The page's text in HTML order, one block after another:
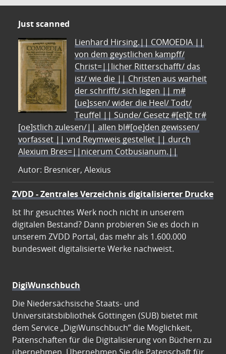
Just scanned
Lienhard Hirsing.|| COMOEDIA ||
von dem geystlichen kampff/
Christ=||licher Ritterschafft/ das
ist/ wie die || Christen aus warheit
der schrifft/ sich legen || m#
[ue]ssen/ wider die Heel/ Todt/
Teuffel || Sünde/ Gesetz #[et]c̃ tr#
[oe]stlich zulesen/|| allen bl#[oe]den gewissen/
vorfasset || vnd Reymweis gestellet || durch
Alexium Bres=||nicerum Cotbusianum.||
Autor: Bresnicer, Alexius
ZVDD - Zentrales Verzeichnis digitalisierter Drucke
Ist Ihr gesuchtes Werk noch nicht in unserem
digitalen Bestand? Dann probieren Sie es doch in
unserem ZVDD Portal, das mehr als 1.600.000
bundesweit digitalisierte Werke nachweist.
DigiWunschbuch
Die Niedersächsische Staats- und
Universitätsbibliothek Göttingen (SUB) bietet mit
dem Service „DigiWunschbuch” die Möglichkeit,
Patenschaften für die Digitalisierung von Büchern zu